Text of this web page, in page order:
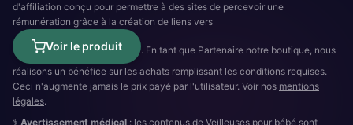
d'affiliation conçu pour permettre à des sites de percevoir une
rémunération grâce à la création de liens vers
Voir le produit
. En tant que Partenaire notre boutique, nous
réalisons un bénéfice sur les achats remplissant les conditions requises.
Ceci n'augmente jamais le prix payé par l'utilisateur. Voir nos mentions
légales.
⚕️ Avertissement médical : les contenus de Veilleuses pour bébé sont